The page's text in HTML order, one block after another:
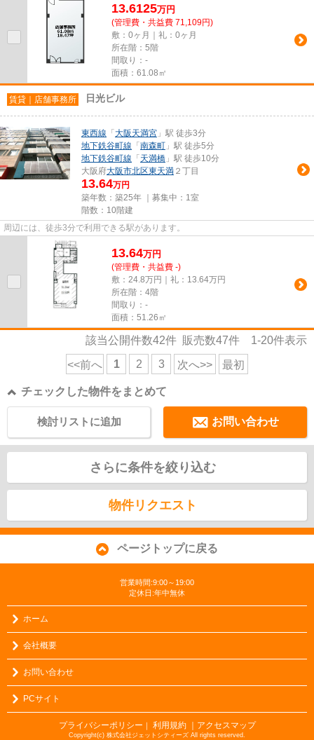
13.6125万円
(管理費・共益費 71,109円)
敷：0ヶ月｜礼：0ヶ月
所在階：5階
間取り：-
面積：61.08㎡
賃貸｜店舗事務所 日光ビル
東西線 「 大阪天満宮 」駅 徒歩3分
地下鉄谷町線 「 南森町 」駅 徒歩5分
地下鉄谷町線 「 天満橋 」駅 徒歩10分
大阪府大阪市北区東天満 ２丁目
13.64万円
築年数：築25年 ｜募集中： 1室
階数：10階建
周辺には、徒歩3分で利用できる駅があります。
13.64万円
(管理費・共益費 -)
敷：24.8万円｜礼：13.64万円
所在階：4階
間取り：-
面積：51.26㎡
該当公開件数42件 販売数47件 1-20件表示
<<前へ 1 2 3 次へ>> 最初
チェックした物件をまとめて
お問い合わせ
検討リストに追加
さらに条件を絞り込む
物件リクエスト
ページトップに戻る
営業時間:9:00～19:00
定休日:年中無休
ホーム
会社概要
お問い合わせ
PCサイト
プライバシーポリシー ｜ 利用規約 ｜アクセスマップ
Copyright(c) 株式会社ジェットシティーズ All rights reserved.